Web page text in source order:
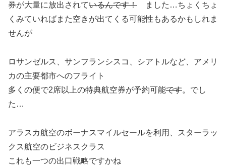
券が大量に放出されているんです！ ました…ちょくちょ
くみていればまた空きが出てくる可能性もあるかもしれま
せんが
ロサンゼルス、サンフランシスコ、シアトルなど、アメリ
カの主要都市へのフライト
多くの便で2席以上の特典航空券が予約可能です。でし
た…
アラスカ航空のボーナスマイルセールを利用、スターラッ
クス航空のビジネスクラス
これも一つの出口戦略ですかね